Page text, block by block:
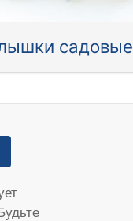
садовые